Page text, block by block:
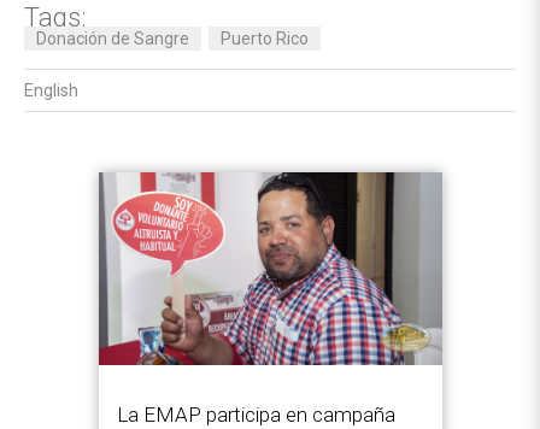
Tags:
Donación de Sangre Puerto Rico
English
La EMAP participa en campaña